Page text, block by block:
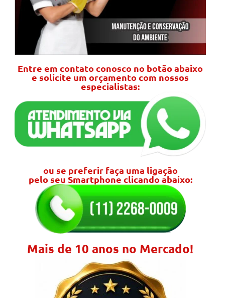
Entre em contato conosco no botão abaixo
e solicite um orçamento com nossos
especialistas:
ou se preferir faça uma ligação
pelo seu Smartphone clicando abaixo:
Mais de 10 anos no Mercado!